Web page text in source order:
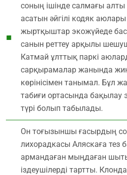
соның ішінде салмағы
асатын әйгілі кодяк
жыртқыштар экожүйеде
санын реттеу арқылы
Катмай ұлттық паркі
сарқырамалар жанында
көрінісімен танымал. Бұл
табиғи ортасында бақылау
түрі болып табылады.
Он тоғызыншы ғасырдың
лихорадкасы Аляскаға тез
армандаған мыңдаған
іздеушілерді тартты.